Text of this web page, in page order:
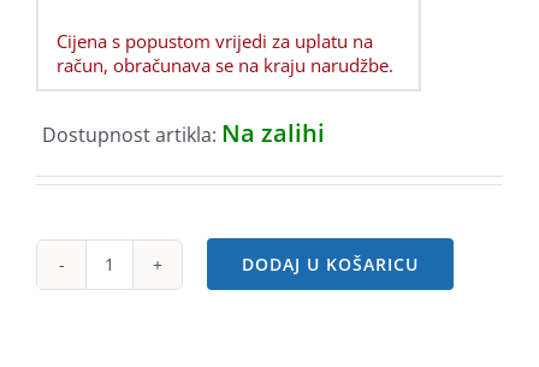
Cijena s popustom vrijedi za uplatu na
račun, obračunava se na kraju narudžbe.
Dostupnost artikla: Na zalihi
Logitech
DODAJ U KOŠARICU